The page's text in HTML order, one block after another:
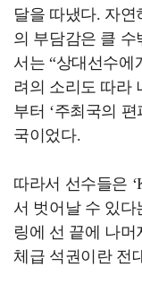
달을 따냈다. 자
의 부담감은 클
서는 “상대선수에
려의 소리도 따라
부터 ‘주최국의
국이었다.
따라서 선수들은
서 벗어날 수 있다
링에 선 끝에 나
체급 석권이란 전